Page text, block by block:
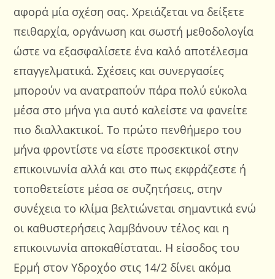
αφορά μία σχέση σας. Χρειάζεται να δείξετε
πειθαρχία, οργάνωση και σωστή μεθοδολογία
ώστε να εξασφαλίσετε ένα καλό αποτέλεσμα
επαγγελματικά. Σχέσεις και συνεργασίες
μπορούν να ανατραπούν πάρα πολύ εύκολα
μέσα στο μήνα για αυτό καλείστε να φανείτε
πιο διαλλακτικοί. Το πρώτο πενθήμερο του
μήνα φροντίστε να είστε προσεκτικοί στην
επικοινωνία αλλά και στο πως εκφράζεστε ή
τοποθετείστε μέσα σε συζητήσεις, στην
συνέχεια το κλίμα βελτιώνεται σημαντικά ενώ
οι καθυστερήσεις λαμβάνουν τέλος και η
επικοινωνία αποκαθίσταται. Η είσοδος του
Ερμή στον Υδροχόο στις 14/2 δίνει ακόμα